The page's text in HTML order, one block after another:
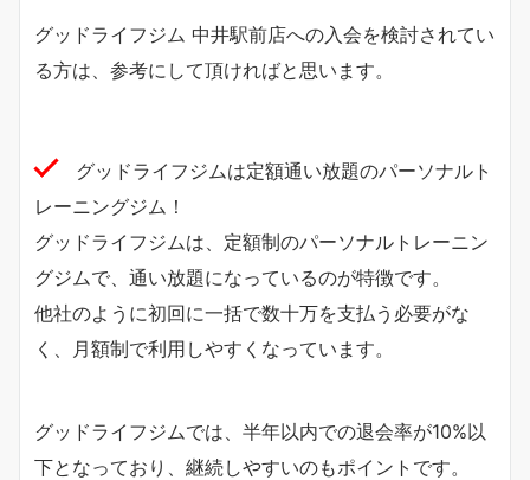
グッドライフジム 中井駅前店への入会を検討されてい
る方は、参考にして頂ければと思います。
グッドライフジムは定額通い放題のパーソナルト
レーニングジム！
グッドライフジムは、定額制のパーソナルトレーニン
グジムで、通い放題になっているのが特徴です。
他社のように初回に一括で数十万を支払う必要がな
く、月額制で利用しやすくなっています。
グッドライフジムでは、半年以内での退会率が10%以
下となっており、継続しやすいのもポイントです。